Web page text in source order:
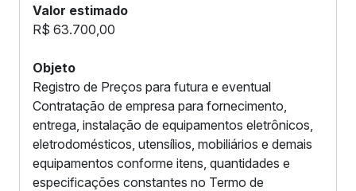
Valor estimado
R$ 63.700,00
Objeto
Registro de Preços para futura e eventual
Contratação de empresa para fornecimento,
entrega, instalação de equipamentos eletrônicos,
eletrodomésticos, utensílios, mobiliários e demais
equipamentos conforme itens, quantidades e
especificações constantes no Termo de